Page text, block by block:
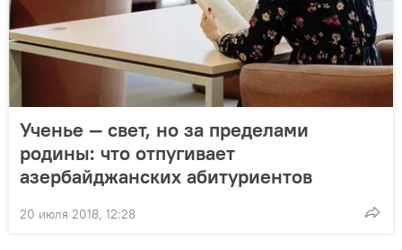
Ученье — свет, но за пределами
родины: что отпугивает
азербайджанских абитуриентов
20 июля 2018, 12:28